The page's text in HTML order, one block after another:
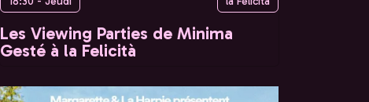
Les Viewing Parties de Minima
Gesté à la Felicità